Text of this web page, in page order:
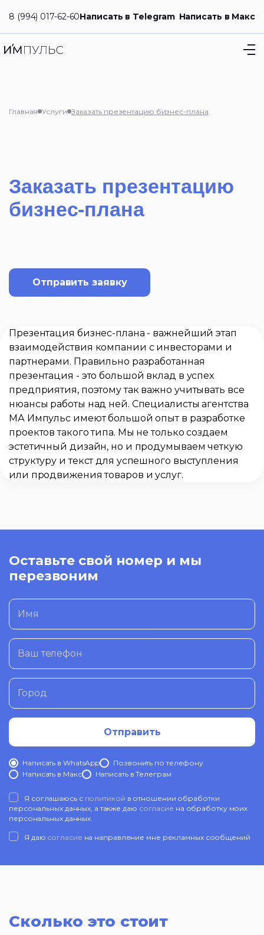
8 (994) 017-62-60Написать в Telegram Написать в Макс
Главная Услуги Заказать презентацию бизнес-плана
Заказать презентацию
бизнес-плана
Отправить заявку
Презентация бизнес-плана - важнейший этап
взаимодействия компании с инвесторами и
партнерами. Правильно разработанная
презентация - это большой вклад в успех
предприятия, поэтому так важно учитывать все
нюансы работы над ней. Специалисты агентства
МА Импульс имеют большой опыт в разработке
проектов такого типа. Мы не только создаем
эстетичный дизайн, но и продумываем четкую
структуру и текст для успешного выступления
или продвижения товаров и услуг.
Оставьте свой номер и мы
перезвоним
Имя
Ваш телефон
Город
Отправить
Написать в WhatsApp
Позвонить по телефону
Написать в Mакс
Написать в Телеграм
Я соглашаюсь с политикой в отношении обработки
персональных данных, а также даю согласие на обработку моих
персональных данных.
Я даю согласие на направление мне рекламных сообщений
Сколько это стоит